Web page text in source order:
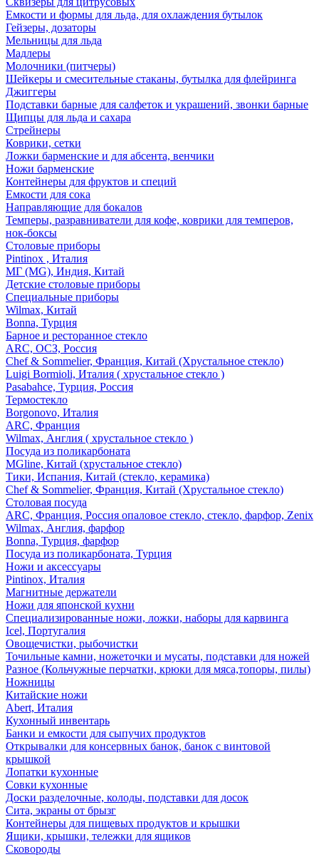
Емкости и формы для льда, для охлаждения бутылок
Гейзеры, дозаторы
Мельницы для льда
Мадлеры
Молочники (питчеры)
Шейкеры и смесительные стаканы, бутылка для флейринга
Джиггеры
Подставки барные для салфеток и украшений, звонки барные
Щипцы для льда и сахара
Стрейнеры
Коврики, сетки
Ложки барменские и для абсента, венчики
Ножи барменские
Контейнеры для фруктов и специй
Емкости для сока
Направляющие для бокалов
Темперы, разравниватели для кофе, коврики для темперов,
нок-боксы
Столовые приборы
Pintinox , Италия
МГ (MG), Индия, Китай
Детские столовые приборы
Специальные приборы
Wilmax, Китай
Bonna, Турция
Барное и ресторанное стекло
ARC, ОСЗ, Россия
Chef & Sommelier, Франция, Китай (Хрустальное стекло)
Luigi Bormioli, Италия ( хрустальное стекло )
Pasabahce, Турция, Россия
Термостекло
Borgonovo, Италия
ARC, Франция
Wilmax, Англия ( хрустальное стекло )
Посуда из поликарбоната
MGline, Китай (хрустальное стекло)
Тики, Испания, Китай (стекло, керамика)
Chef & Sommelier, Франция, Китай (Хрустальное стекло)
Столовая посуда
ARC, Франция, Россия опаловое стекло, стекло, фарфор, Zenix
Wilmax, Англия, фарфор
Bonna, Турция, фарфор
Посуда из поликарбоната, Турция
Ножи и аксессуары
Pintinox, Италия
Магнитные держатели
Ножи для японской кухни
Специализированные ножи, ложки, наборы для карвинга
Icel, Португалия
Овощечистки, рыбочистки
Точильные камни, ножеточки и мусаты, подставки для ножей
Разное (Кольчужные перчатки, крюки для мяса,топоры, пилы)
Ножницы
Китайские ножи
Abert, Италия
Кухонный инвентарь
Банки и емкости для сыпучих продуктов
Открывалки для консервных банок, банок с винтовой
крышкой
Лопатки кухонные
Совки кухонные
Доски разделочные, колоды, подставки для досок
Сита, экраны от брызг
Контейнеры для пищевых продуктов и крышки
Ящики, крышки, тележки для ящиков
Сковороды